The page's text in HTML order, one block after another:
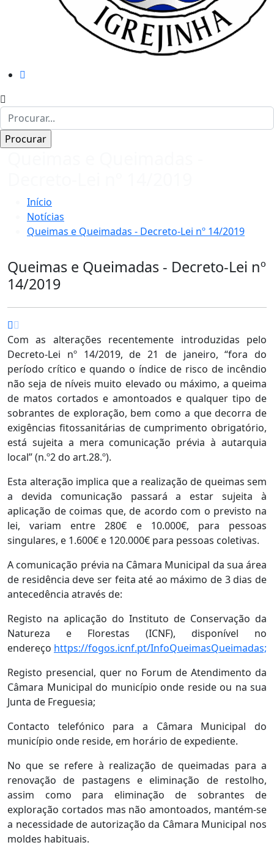
Início
Notícias
Queimas e Queimadas - Decreto-Lei nº 14/2019
Queimas e Queimadas - Decreto-Lei nº
14/2019
Com as alterações recentemente introduzidas pelo
Decreto-Lei nº 14/2019, de 21 de janeiro, “fora do
período crítico e quando o índice de risco de incêndio
não seja de níveis muito elevado ou máximo, a queima
de matos cortados e amontoados e qualquer tipo de
sobrantes de exploração, bem como a que decorra de
exigências fitossanitárias de cumprimento obrigatório,
está sujeita a mera comunicação prévia à autarquia
local” (n.º2 do art.28.º).
Esta alteração implica que a realização de queimas sem
a devida comunicação passará a estar sujeita à
aplicação de coimas que, de acordo com o previsto na
lei, variam entre 280€ e 10.000€, para pessoas
singulares, e 1.600€ e 120.000€ para pessoas coletivas.
A comunicação prévia na Câmara Municipal da sua área
de residência deve ser feita até ao máximo de 3 dias de
antecedência através de:
Registo na aplicação do Instituto de Conservação da
Natureza e Florestas (ICNF), disponível no
endereço https://fogos.icnf.pt/InfoQueimasQueimadas;
Registo presencial, quer no Forum de Atendimento da
Câmara Municipal do município onde reside ou na sua
Junta de Freguesia;
Contacto telefónico para a Câmara Municipal do
município onde reside, em horário de expediente.
No que se refere à realização de queimadas para a
renovação de pastagens e eliminação de restolho,
assim como para eliminação de sobrantes de
exploração cortados mas não amontoados, mantém-se
a necessidade de autorização da Câmara Municipal nos
moldes habituais.